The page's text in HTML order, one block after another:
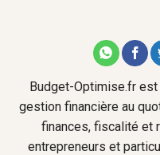
Budget-Optimise.fr
gestion financière au
finances, fiscalité et
entrepreneurs et